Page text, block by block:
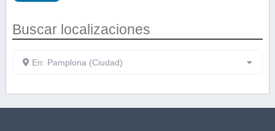
Buscar localizaciones
En: Pamplona (Ciudad)